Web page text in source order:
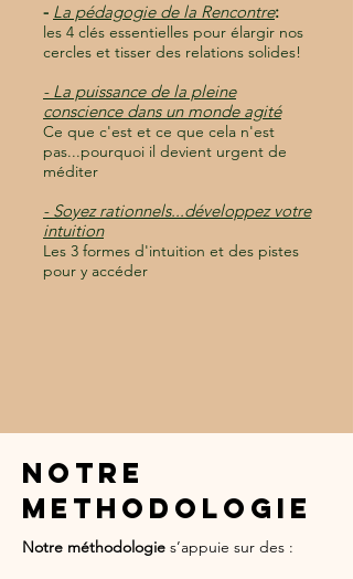
- La pédagogie de la Rencontre:
les 4 clés essentielles pour élargir nos
cercles et tisser des relations solides!
- La puissance de la pleine
conscience dans un monde agité
Ce que c'est et ce que cela n'est
pas...pourquoi il devient urgent de
méditer
- Soyez rationnels...développez votre
intuition
Les 3 formes d'intuition et des pistes
pour y accéder
NOTRE
METHODOLOGIE
Notre méthodologie s’appuie sur des :